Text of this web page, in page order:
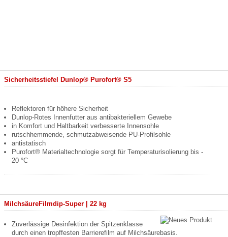
Sicherheitsstiefel Dunlop® Purofort® S5
Reflektoren für höhere Sicherheit
Dunlop-Rotes Innenfutter aus antibakteriellem Gewebe
in Komfort und Haltbarkeit verbesserte Innensohle
rutschhemmende, schmutzabweisende PU-Profilsohle
antistatisch
Purofort® Materialtechnologie sorgt für Temperaturisolierung bis -
20 °C
MilchsäureFilmdip-Super | 22 kg
Zuverlässige Desinfektion der Spitzenklasse
durch einen tropffesten Barrierefilm auf Milchsäurebasis.